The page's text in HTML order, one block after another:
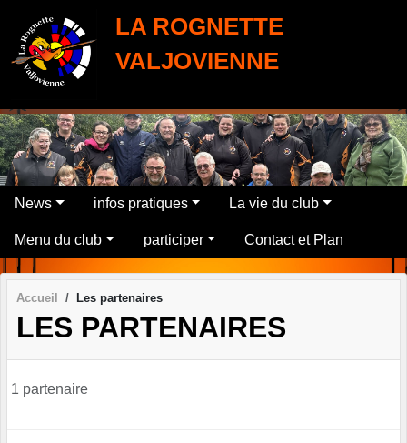
LA ROGNETTE
VALJOVIENNE
News infos pratiques La vie du club
Menu du club participer Contact et Plan
Accueil Les partenaires
LES PARTENAIRES
1 partenaire